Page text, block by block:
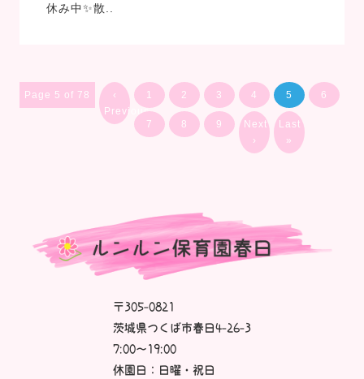
休み中✨散..
Page 5 of 78
‹
Previous
1 2 3 4 5 6
7 8 9
Next
›
Last
»
〒305-0821
茨城県つくば市春日4-26-3
7:00～19:00
休園日：日曜・祝日